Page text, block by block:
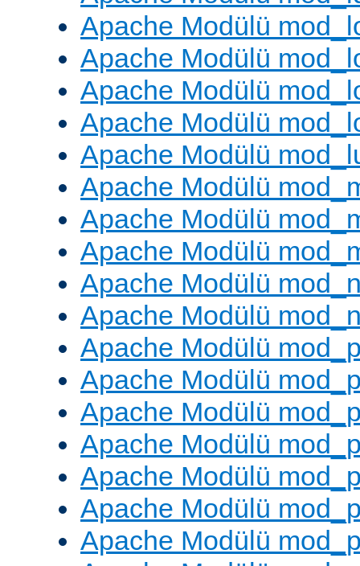
Apache Modülü
Apache Modülü
Apache Modülü
Apache Modülü
Apache Modülü
Apache Modülü
Apache Modülü
Apache Modülü
Apache Modülü
Apache Modülü
Apache Modülü
Apache Modülü
Apache Modülü
Apache Modülü
Apache Modülü
Apache Modülü
Apache Modülü